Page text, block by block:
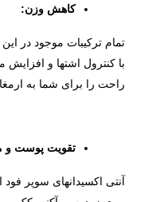
کاهش وزن:
تمام ترکیبات موجود در
با کنترول اشتها و
راحت را برای شما به
تقویت پوست و
آنتی اکسیدانهای سوپر فود